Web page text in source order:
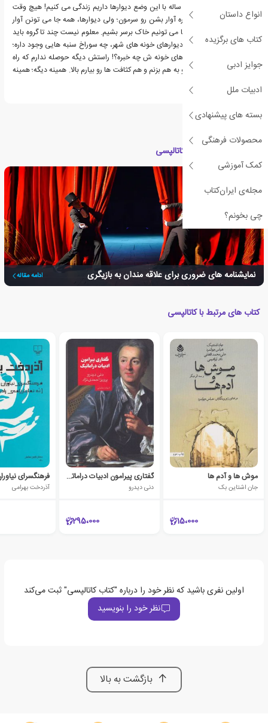
انواع داستان
کتاب های برگزیده
جوایز ادبی
ادبیات ملل
بسته های پیشنهادی
محصولات فرهنگی
کمک آموزشی
مجله‌ی ایران‌کتاب
چی بخونم؟
معلوم نیست که چند ساله با این وضع دیوارها داریم زندگی می کنیم! هیچ وقت
هم فکر نمی کردیم که قراره آوار بشن رو سرمون؛ ولی دیوارها، همه جا می تونن آوار
بشن روی سرمون. همه جا می تونیم خاک برسر بشیم. معلوم نیست چند تا گروه باید
راه بیفتن تا ببینن پشت دیوارهای خونه های شهر، چه سوراخ سنبه هایی وجود داره؛
کی می دونه پشت دیوارهای خونه ش چه خبره؟! راستش دیگه حوصله ندارم که راه
بیفتم و دوباره همه چیز رو به هم بزنم و هم کثافت ها رو بیارم بالا. همینه دیگه؛ همینه
مقالات مرتبط با کتاب کاتالپسی
نمایشنامه های ضروری برای علاقه مندان به بازیگری ادامه مقاله
کتاب های مرتبط با کاتالپسی
موش ها و آدم ها
جان اشتاین بک
15،000
گفتاری پیرامون ادبیات دراماتیک
دنی دیدرو
295،000
فرهنگسرای
آذردخت بهرامی
اولین نفری باشید که نظر خود را درباره "کتاب کاتالپسی" ثبت می‌کند
نظر خود را بنویسید
بازگشت به بالا